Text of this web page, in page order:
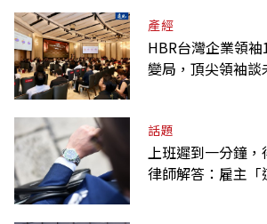
產經
HBR台灣企業領
變局，頂尖領袖
話題
上班遲到一分鐘
律師解答：雇主